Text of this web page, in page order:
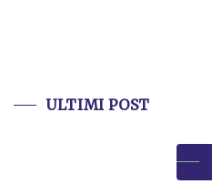
ULTIMI POST